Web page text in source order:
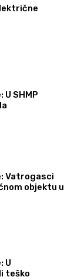
SHMP
Vatrogasci
objektu u
U
teško